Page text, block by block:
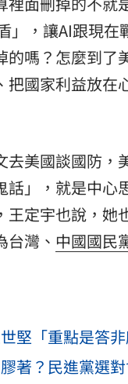
」，讓AI跟現
嗎？怎麼到
把國家利益放
美國談國防，
話」，就是中
定宇也說，
灣、 中國國民
堅「重點是答
著？民進黨選